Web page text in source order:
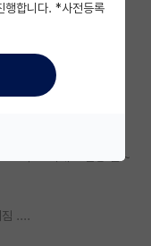
제 많이 함.
교수도 빅테크 연봉 절 ~
짐 ....
행합니다. *사전등록